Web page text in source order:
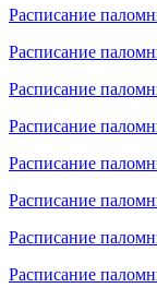
Расписание
Расписание
Расписание
Расписание
Расписание
Расписание
Расписание
Расписание